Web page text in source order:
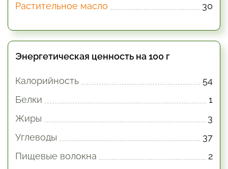
Растительное масло
30
Энергетическая ценность на 100 г
Калорийность
54
Белки
1
Жиры
3
Углеводы
37
Пищевые волокна
2